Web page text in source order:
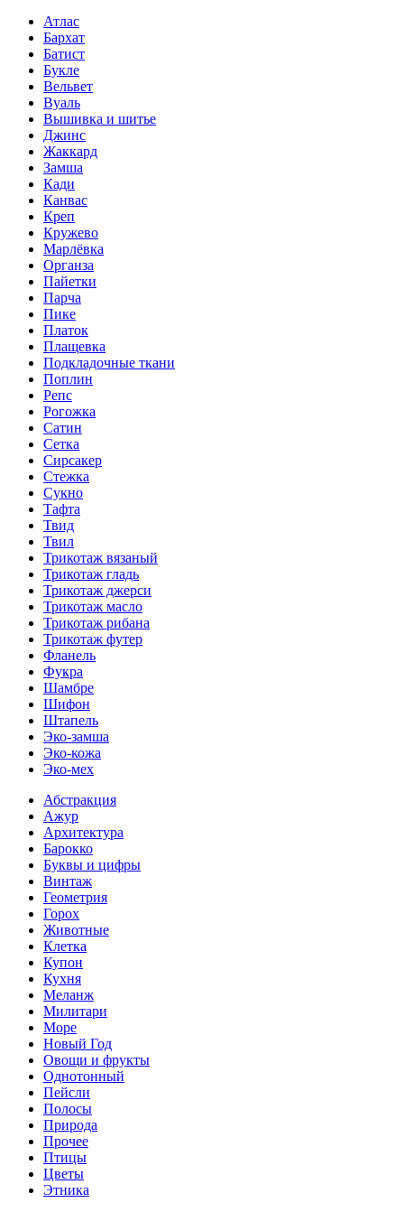
Атлас
Бархат
Батист
Букле
Вельвет
Вуаль
Вышивка и шитье
Джинс
Жаккард
Замша
Кади
Канвас
Креп
Кружево
Марлёвка
Органза
Пайетки
Парча
Пике
Платок
Плащевка
Подкладочные ткани
Поплин
Репс
Рогожка
Сатин
Сетка
Сирсакер
Стежка
Сукно
Тафта
Твид
Твил
Трикотаж вязаный
Трикотаж гладь
Трикотаж джерси
Трикотаж масло
Трикотаж рибана
Трикотаж футер
Фланель
Фукра
Шамбре
Шифон
Штапель
Эко-замша
Эко-кожа
Эко-мех
Абстракция
Ажур
Архитектура
Барокко
Буквы и цифры
Винтаж
Геометрия
Горох
Животные
Клетка
Купон
Кухня
Меланж
Милитари
Море
Новый Год
Овощи и фрукты
Однотонный
Пейсли
Полосы
Природа
Прочее
Птицы
Цветы
Этника